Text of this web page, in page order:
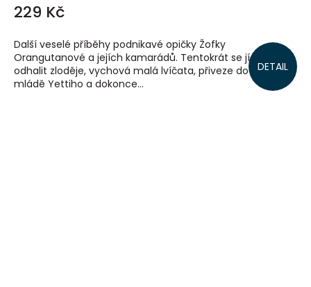
229 Kč
DETAIL
Další veselé příběhy podnikavé opičky Žofky
Orangutanové a jejích kamarádů. Tentokrát se jí podaří
odhalit zloděje, vychová malá lvíčata, přiveze do zoo
mládě Yettiho a dokonce...